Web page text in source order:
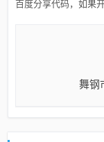
百度分享代码，如果
舞钢